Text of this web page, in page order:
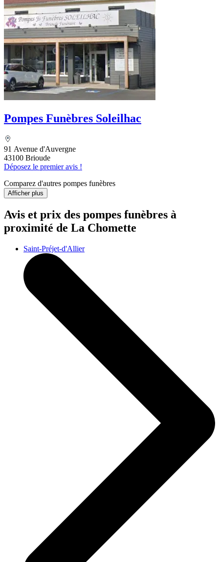
Pompes Funèbres Soleilhac
91 Avenue d'Auvergne
43100 Brioude
Déposez le premier avis !
Comparez d'autres pompes funèbres
Afficher plus
Avis et prix des pompes funèbres à
proximité de La Chomette
Saint-Préjet-d'Allier